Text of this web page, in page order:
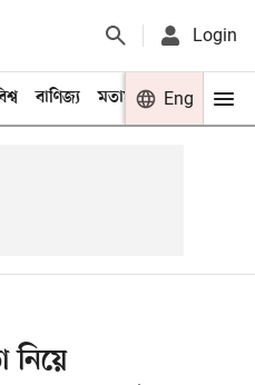
Login
বাণিজ্য মতামত খেলা
Eng
নিয়ে